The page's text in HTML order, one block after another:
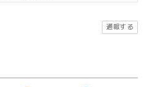
通報する